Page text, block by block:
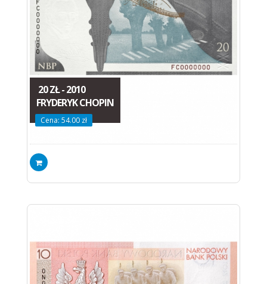
20 ZŁ - 2010
FRYDERYK CHOPIN
Cena: 54.00 zł